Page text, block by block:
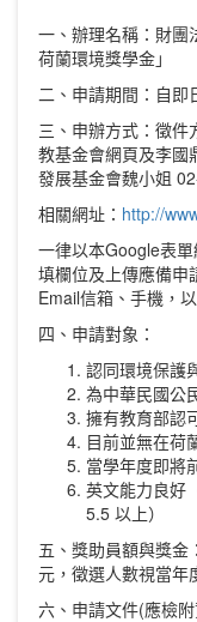
一、辦理名稱：財團
荷蘭環境獎學金」
二、申請期間：自即
三、申辦方式：徵件
教基金會網頁及李國
發展基金會魏小姐
相關網址： http://
一律以本Google表
填欄位及上傳應備申
Email信箱、手機，
四、申請對象：
認同環境保護
為中華民國公
擁有教育部認
目前並無在荷
當學年度即將
英文能力良好
5.5 以上）
五、獎助員額與獎
元，徵選人數視當年
六、申請文件(應檢附